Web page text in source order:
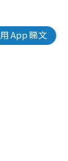
用 App 睇文